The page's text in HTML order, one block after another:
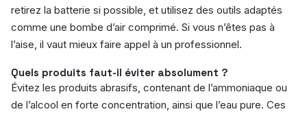
retirez la batterie si possible, et utilisez des outils adaptés
comme une bombe d’air comprimé. Si vous n’êtes pas à
l’aise, il vaut mieux faire appel à un professionnel.
Quels produits faut-il éviter absolument ?
Évitez les produits abrasifs, contenant de l’ammoniaque ou
de l’alcool en forte concentration, ainsi que l’eau pure. Ces